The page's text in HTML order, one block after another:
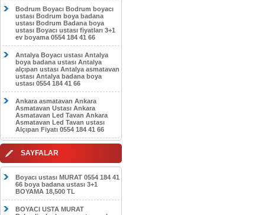
Bodrum Boyacı Bodrum boyacı
ustası Bodrum boya badana
ustası Bodrum Badana boya
ustası Boyacı ustası fiyatları 3+1
ev boyama 0554 184 41 66
Antalya Boyacı ustası Antalya
boya badana ustası Antalya
alçıpan ustası Antalya asmatavan
ustası Antalya badana boya
ustası 0554 184 41 66
Ankara asmatavan Ankara
Asmatavan Ustası Ankara
Asmatavan Led Tavan Ankara
Asmatavan Led Tavan ustası
Alçıpan Fiyatı 0554 184 41 66
SAYFALAR
Boyacı ustası MURAT 0554 184 41
66 boya badana ustası 3+1
BOYAMA 18,500 TL
BOYACI USTA MURAT